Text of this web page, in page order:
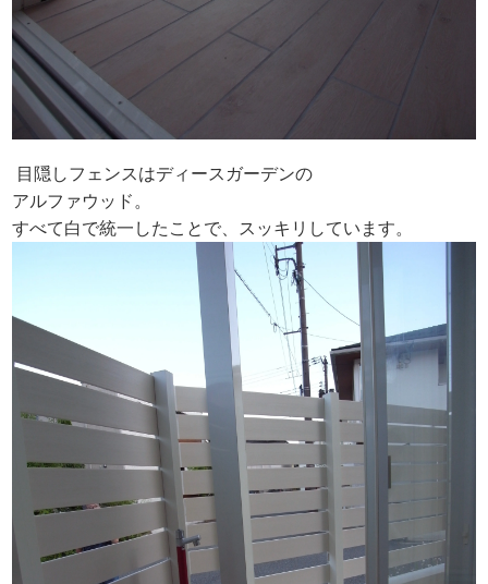
目隠しフェンスはディースガーデンの
アルファウッド。
すべて白で統一したことで、スッキリしています。